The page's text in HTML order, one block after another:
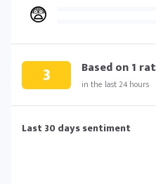
😨
3 Based on1
in the last 24 hours
Last 30 days sentiment